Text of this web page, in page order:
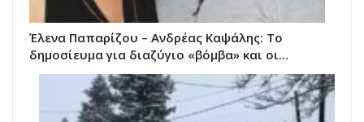
Έλενα Παπαρίζου – Ανδρέας Καψάλης: Το
δημοσίευμα για διαζύγιο «βόμβα» και οι…